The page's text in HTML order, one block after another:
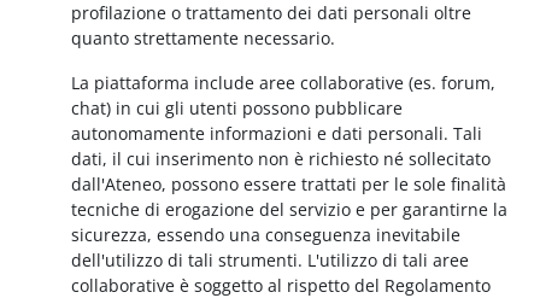
profilazione o trattamento dei dati personali oltre
quanto strettamente necessario.
La piattaforma include aree collaborative (es. forum,
chat) in cui gli utenti possono pubblicare
autonomamente informazioni e dati personali. Tali
dati, il cui inserimento non è richiesto né sollecitato
dall'Ateneo, possono essere trattati per le sole finalità
tecniche di erogazione del servizio e per garantirne la
sicurezza, essendo una conseguenza inevitabile
dell'utilizzo di tali strumenti. L'utilizzo di tali aree
collaborative è soggetto al rispetto del Regolamento